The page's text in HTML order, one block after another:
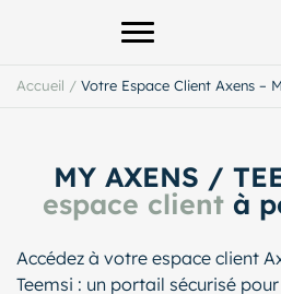
Afficher le menu
Accueil / Votre Espace Client Axens –
MY AXENS /
espace clientà
Accédez à votre espace client
Teemsi : un portail sécurisé